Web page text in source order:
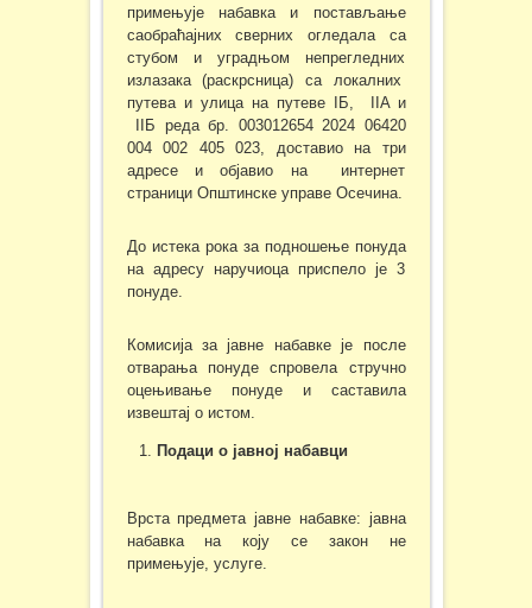
примењује набавка и постављање
саобраћајних сверних огледала са
стубом и уградњом непрегледних
излазака (раскрсница) са локалних
путева и улица на путеве IБ, IIA и
IIБ реда бр. 003012654 2024 06420
004 002 405 023, доставио на три
адресе и објавио на интернет
страници Општинске управе Осечина.
До истека рока за подношење понуда
на адресу наручиоца приспело је 3
понуде.
Комисија за јавне набавке је после
отварања понуде спровела стручно
оцењивање понуде и саставила
извештај о истом.
Подаци о јавној набавци
Врста предмета јавне набавке: јавна
набавка на коју се закон не
примењује, услуге.